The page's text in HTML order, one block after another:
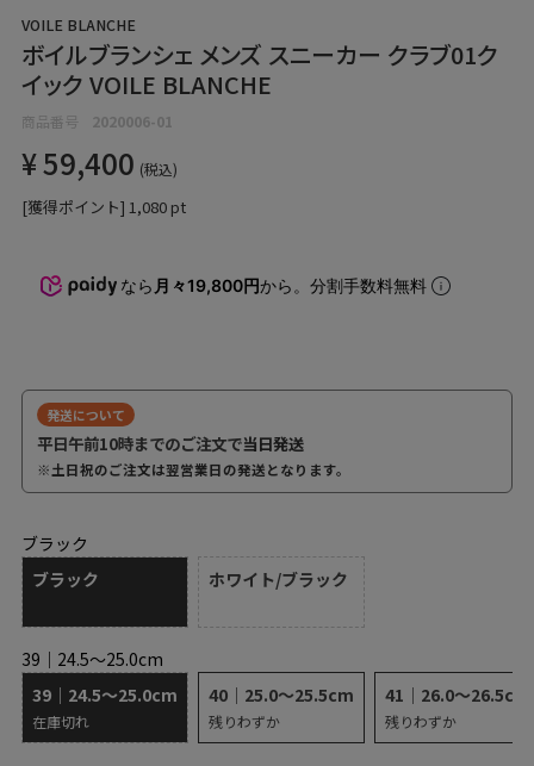
VOILE BLANCHE
ボイルブランシェ メンズ スニーカー クラブ01ク
イック VOILE BLANCHE
商品番号 2020006-01
¥59,400 税込
[獲得ポイント] 1,080 pt
なら 月々19,800円から。分割手数料無料
発送について
平日午前10時までのご注文で当日発送
※土日祝のご注文は翌営業日の発送となります。
39｜24.5～25.0cm
39｜24.5～25.0cm
在庫切れ
40｜25.0～25.5cm
残りわずか
41｜26.0～26.5cm
残りわずか
ブラック
ブラック
ホワイト/ブラック